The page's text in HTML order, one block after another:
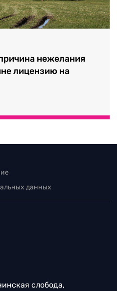
нежелания
лицензию на
данных
слобода,